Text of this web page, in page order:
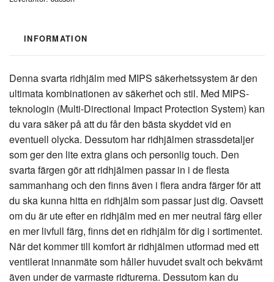
INFORMATION
Denna svarta ridhjälm med MIPS säkerhetssystem är den
ultimata kombinationen av säkerhet och stil. Med MIPS-
teknologin (Multi-Directional Impact Protection System) kan
du vara säker på att du får den bästa skyddet vid en
eventuell olycka. Dessutom har ridhjälmen strassdetaljer
som ger den lite extra glans och personlig touch. Den
svarta färgen gör att ridhjälmen passar in i de flesta
sammanhang och den finns även i flera andra färger för att
du ska kunna hitta en ridhjälm som passar just dig. Oavsett
om du är ute efter en ridhjälm med en mer neutral färg eller
en mer livfull färg, finns det en ridhjälm för dig i sortimentet.
När det kommer till komfort är ridhjälmen utformad med ett
ventilerat innanmäte som håller huvudet svalt och bekvämt
även under de varmaste ridturerna. Dessutom kan du